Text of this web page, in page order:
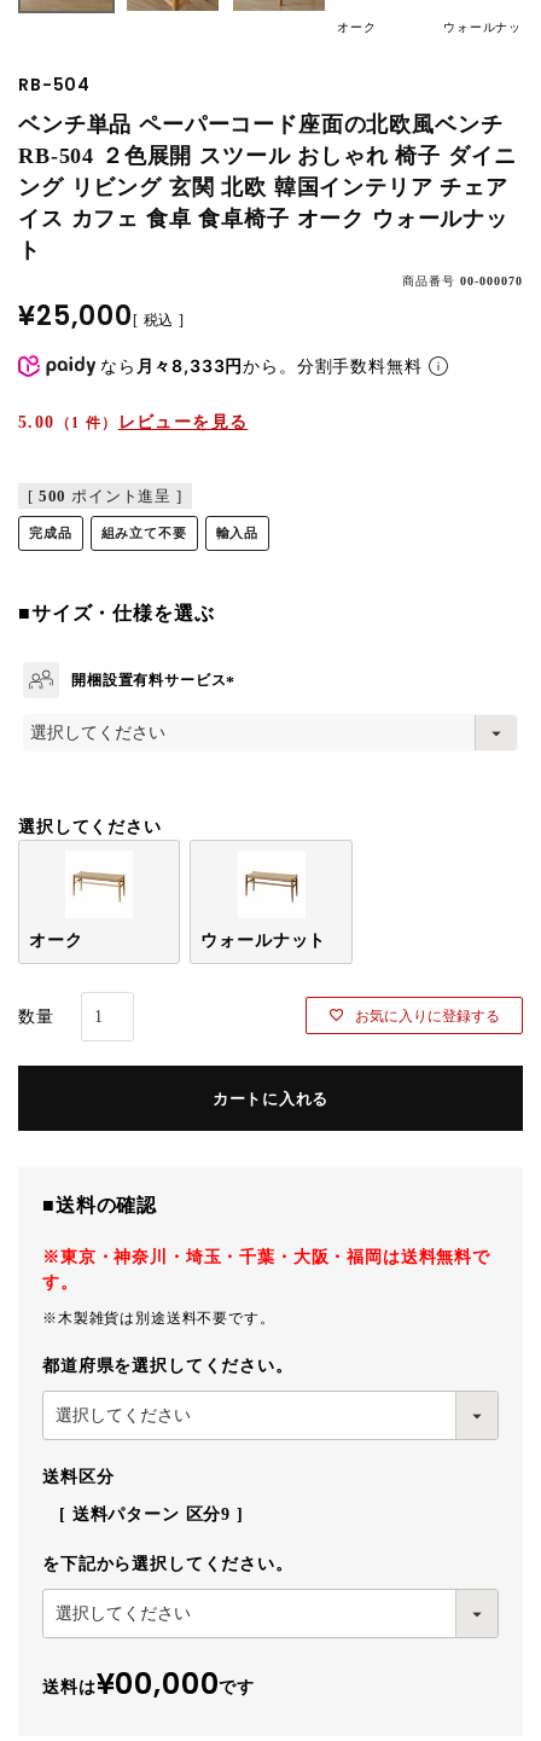
オーク ウォールナット
RB-504
ベンチ単品 ペーパーコード座面の北欧風ベンチ
RB-504 ２色展開 スツール おしゃれ 椅子 ダイニ
ング リビング 玄関 北欧 韓国インテリア チェア
イス カフェ 食卓 食卓椅子 オーク ウォールナッ
ト
商品番号 00-000070
¥25,000 税込
なら 月々8,333円から。分割手数料無料
5.00 （1 件） レビューを見る
[ 500 ポイント進呈 ]
完成品 組み立て不要 輸入品
■サイズ・仕様を選ぶ
開梱設置有料サービス
選択してください
オーク ウォールナット
お気に入りに登録する
カートに入れる
■送料の確認
※東京・神奈川・埼玉・千葉・大阪・福岡は送料無料で
す。
※木製雑貨は別途送料不要です。
都道府県を選択してください。
送料区分
送料パターン 区分9
を下記から選択してください。
送料は¥00,000です